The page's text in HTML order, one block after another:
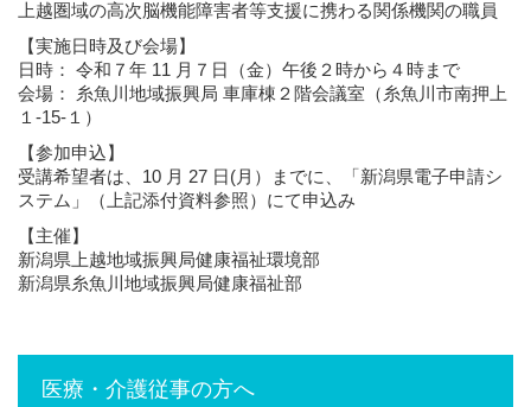
上越圏域の高次脳機能障害者等支援に携わる関係機関の職員
【実施日時及び会場】
日時： 令和７年 11 月７日（金）午後２時から４時まで
会場： 糸魚川地域振興局 車庫棟２階会議室（糸魚川市南押上
１-15-１）
【参加申込】
受講希望者は、10 月 27 日(月）までに、「新潟県電子申請シ
ステム」（上記添付資料参照）にて申込み
【主催】
新潟県上越地域振興局健康福祉環境部
新潟県糸魚川地域振興局健康福祉部
医療・介護従事の方へ